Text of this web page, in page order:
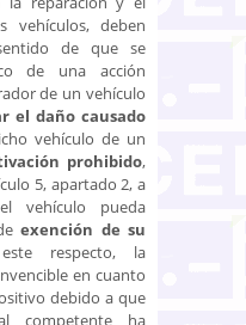
vehículos, deben
de que se
de una acción
de un vehículo
el daño causado
vehículo de un
prohibido,
5, apartado 2, a
vehículo pueda
exención de su
respecto, la
en cuanto
debido a que
competente ha